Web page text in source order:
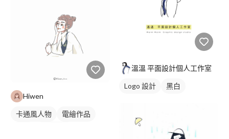
Hiwen
卡通風人物
電繪作品
溫溫 平面設計個人工作室
Logo 設計 黑白